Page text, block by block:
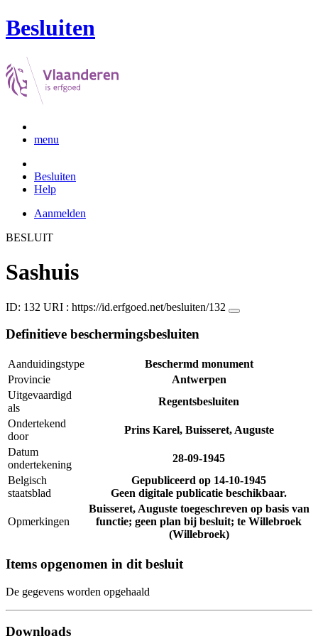
Besluiten
menu
Besluiten
Help
Aanmelden
BESLUIT
Sashuis
ID: 132 URI : https://id.erfgoed.net/besluiten/132
Definitieve beschermingsbesluiten
Aanduidingstype
Beschermd monument
Provincie
Antwerpen
Uitgevaardigd
als
Regentsbesluiten
Ondertekend
door
Prins Karel, Buisseret, Auguste
Datum
ondertekening
28-09-1945
Belgisch
staatsblad
Gepubliceerd op 14-10-1945
Geen digitale publicatie beschikbaar.
Opmerkingen
Buisseret, Auguste toegeschreven op basis van
functie; geen plan bij besluit; te Willebroek
(Willebroek)
Items opgenomen in dit besluit
De gegevens worden opgehaald
Downloads